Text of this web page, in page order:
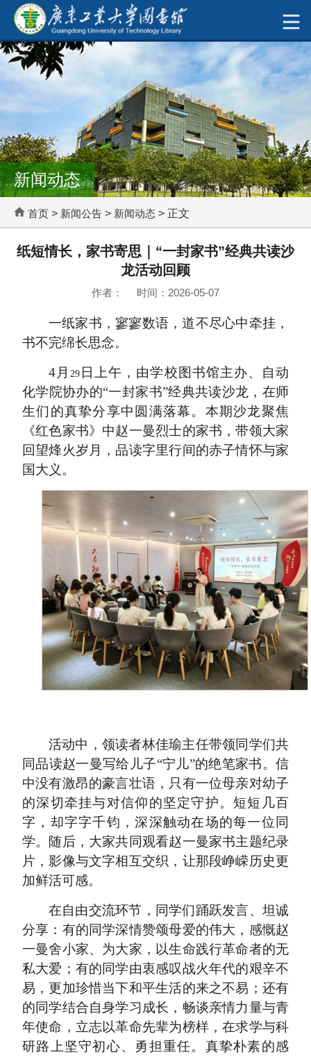
新闻动态
首页 > 新闻公告 > 新闻动态 > 正文
纸短情长，家书寄思｜“一封家书”经典共读沙
龙活动回顾
作者： 时间：2026-05-07
一纸家书，寥寥数语，道不尽心中牵挂，
书不完绵长思念。
4 月 29 日上午，由学校图书馆主办、自动
化学院协办的“一封家书”经典共读沙龙，在师
生们的真挚分享中圆满落幕。本期沙龙聚焦
《红色家书》中赵一曼烈士的家书，带领大家
回望烽火岁月，品读字里行间的赤子情怀与家
国大义。
活动中，领读者林佳瑜主任带领同学们共
同品读赵一曼写给儿子“宁儿”的绝笔家书。信
中没有激昂的豪言壮语，只有一位母亲对幼子
的深切牵挂与对信仰的坚定守护。短短几百
字，却字字千钧，深深触动在场的每一位同
学。随后，大家共同观看赵一曼家书主题纪录
片，影像与文字相互交织，让那段峥嵘历史更
加鲜活可感。
在自由交流环节，同学们踊跃发言、坦诚
分享：有的同学深情赞颂母爱的伟大，感慨赵
一曼舍小家、为大家，以生命践行革命者的无
私大爱；有的同学由衷感叹战火年代的艰辛不
易，更加珍惜当下和平生活的来之不易；还有
的同学结合自身学习成长，畅谈亲情力量与青
年使命，立志以革命先辈为榜样，在求学与科
研路上坚守初心、勇担重任。真挚朴素的感